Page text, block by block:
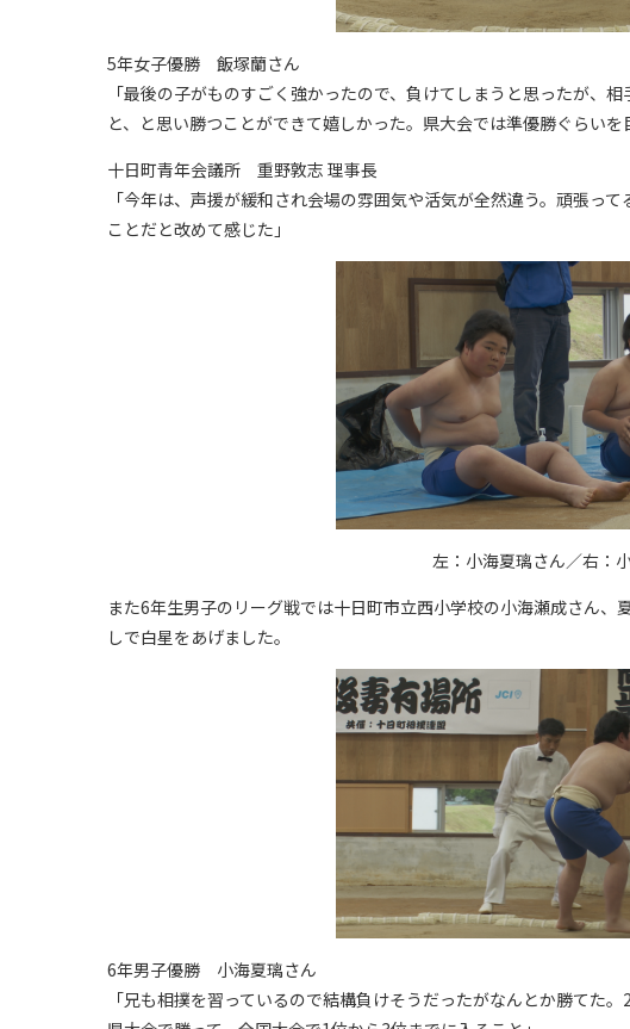
5年女子優勝 飯塚蘭さん
「最後の子がものすごく強かったので、負けてしまうと思ったが、
と、と思い勝つことができて嬉しかった。県大会では準優勝ぐらいを
十日町青年会議所 重野敦志 理事長
「今年は、声援が緩和され会場の雰囲気や活気が全然違う。頑張っ
ことだと改めて感じた」
左：小海夏璃さん／右：
また6年生男子のリーグ戦では十日町市立西小学校の小海瀬成さん
しで白星をあげました。
6年男子優勝 小海夏璃さん
「兄も相撲を習っているので結構負けそうだったがなんとか勝てた